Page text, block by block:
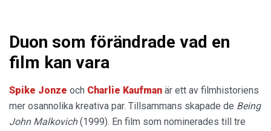
Duon som förändrade vad en
film kan vara
Spike Jonze och Charlie Kaufman är ett av filmhistoriens
mer osannolika kreativa par. Tillsammans skapade de Being
John Malkovich(1999). En film som nominerades till tre